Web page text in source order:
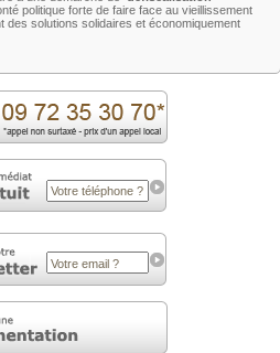
politique forte de faire face au vieillissement
des solutions solidaires et économiquement